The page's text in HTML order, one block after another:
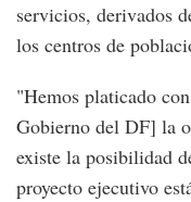
servicios, derivados
los centros de
"Hemos platicado
Gobierno del DF] la
existe la posibilidad
proyecto ejecutivo